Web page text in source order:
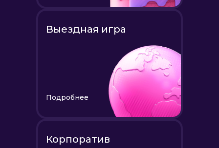
Выездная игра
Подробнее
Корпоратив